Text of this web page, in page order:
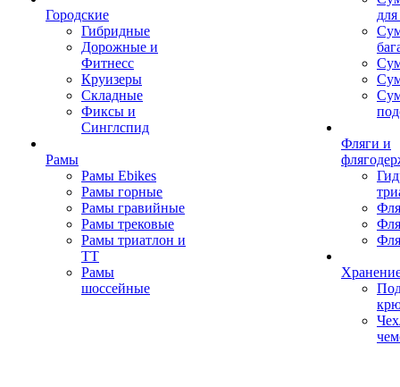
Городские
Гибридные
Дорожные и
Фитнесс
Круизеры
Складные
Фиксы и
Синглспид
Рамы
Рамы Ebikes
Рамы горные
Рамы гравийные
Рамы трековые
Рамы триатлон и
ТТ
Рамы
шоссейные
Фляги и